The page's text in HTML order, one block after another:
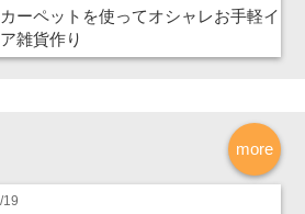
ーペットを使ってオシャレお手軽イ
雑貨作り
more
19